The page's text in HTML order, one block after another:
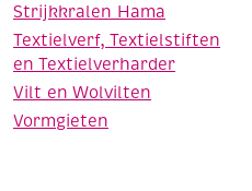
Strijkkralen Hama
Textielverf, Textielstiften
en Textielverharder
Vilt en Wolvilten
Vormgieten